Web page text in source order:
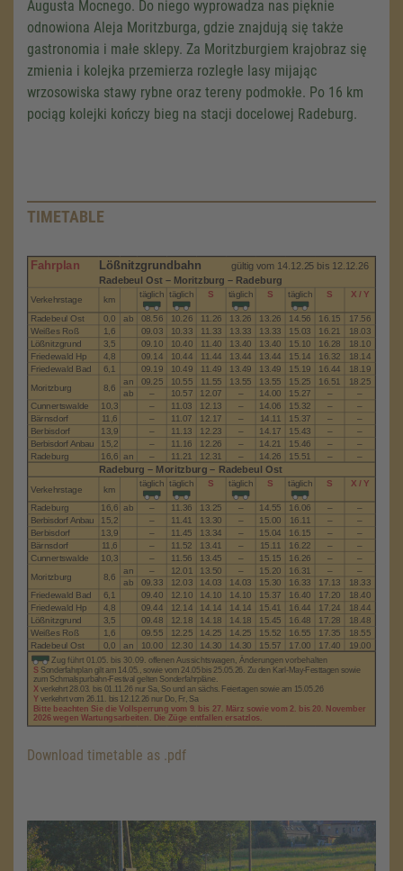
Augusta Mocnego. Do niego wyprowadza nas pięknie
odnowiona Aleja Moritzburga, gdzie znajdują się także
gastronomia i małe sklepy. Za Moritzburgiem krajobraz się
zmienia i kolejka przemierza rozległe lasy mijając
wrzosowiska stawy rybne oraz tereny podmokłe. Po 16 km
pociąg kolejki kończy bieg na stacji docelowej Radeburg.
TIMETABLE
Download timetable as .pdf